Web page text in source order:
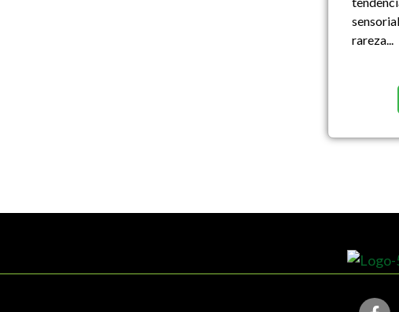
rareza...